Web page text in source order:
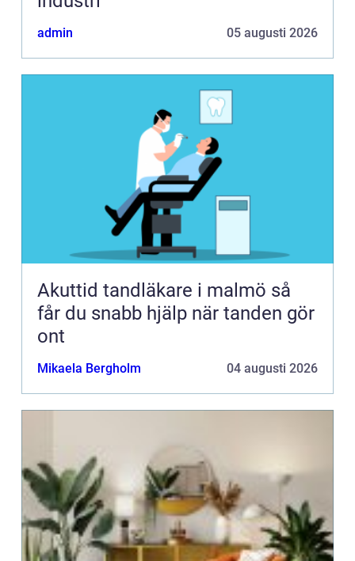
admin 05 augusti 2026
Akuttid tandläkare i malmö så
får du snabb hjälp när tanden gör
ont
Mikaela Bergholm 04 augusti 2026